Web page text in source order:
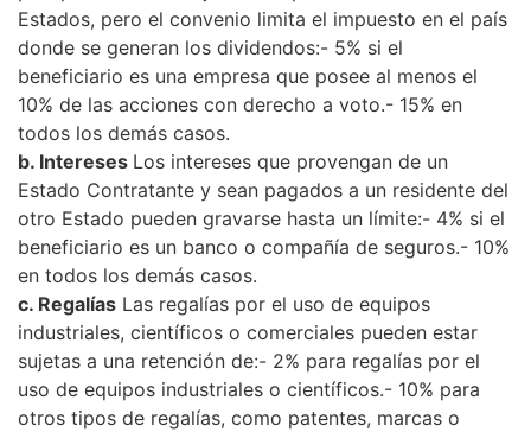
Estados, pero el convenio limita el impuesto en el país
donde se generan los dividendos:- 5% si el
beneficiario es una empresa que posee al menos el
10% de las acciones con derecho a voto.- 15% en
todos los demás casos.
b. Intereses Los intereses que provengan de un
Estado Contratante y sean pagados a un residente del
otro Estado pueden gravarse hasta un límite:- 4% si el
beneficiario es un banco o compañía de seguros.- 10%
en todos los demás casos.
c. Regalías Las regalías por el uso de equipos
industriales, científicos o comerciales pueden estar
sujetas a una retención de:- 2% para regalías por el
uso de equipos industriales o científicos.- 10% para
otros tipos de regalías, como patentes, marcas o